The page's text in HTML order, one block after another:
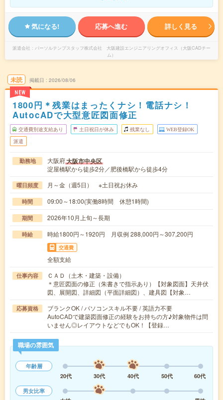
気になる! 応募へ進む 詳しく見る
派遣会社
パーソルテンプスタッフ株式会社 大阪建設エンジニアリングオフィス（大阪CADチー
ム）
未読
NEW
掲載日 2026/08/06
1800円＊残業はまったくナシ！電話ナシ！
AutocADで大型意匠図面修正
交通費別途支給あり 土日祝日が休み 残業なし WEB登録OK
派遣
勤務地 大阪府大阪市中央区
淀屋橋駅から徒歩2分／肥後橋駅から徒歩4分
曜日頻度 月～金（週5日） ※土日祝お休み
時間 09:00～18:00(実働8時間 休憩1時間)
期間 2026年10月上旬～長期
時給 時給1800円～1920円 月収例 288,000円～307,200円
交通費
全額支給
仕事内容
ＣＡＤ（土木・建築・設備）
＊意匠図面の修正（朱書きで指示あり）【対象図面】天井伏
図、展開図、詳細図（平面詳細図）、建具図【対象…
応募資格
ブランクOK / パソコンスキル不要 / 英語力不要
AutoCADで建築図面修正の経験をお持ちの方♪対象物件は問
いません◎レイアウトなどでもOK！【登録…
職場の雰囲気
年齢層
20代
30代 40代 50代
60代
男女比率